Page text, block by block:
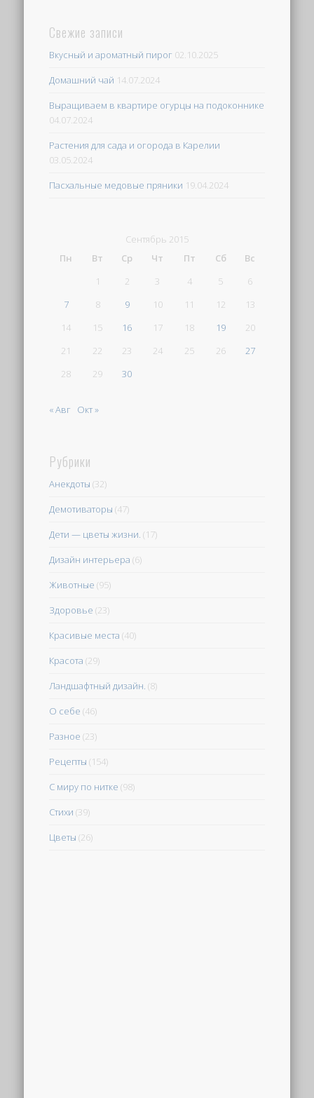
Свежие записи
Вкусный и ароматный пирог 02.10.2025
Домашний чай 14.07.2024
Выращиваем в квартире огурцы на подоконнике
04.07.2024
Растения для сада и огорода в Карелии
03.05.2024
Пасхальные медовые пряники 19.04.2024
Сентябрь 2015
Пн
Вт Ср Чт Пт Сб
Вс
1
2 3 4 5
6
7
8 9 10 11 12
13
14
15 16 17 18 19
20
21
22 23 24 25 26
27
28
29 30
« Авг Окт »
Рубрики
Анекдоты (32)
Демотиваторы (47)
Дети — цветы жизни. (17)
Дизайн интерьера (6)
Животные (95)
Здоровье (23)
Красивые места (40)
Красота (29)
Ландшафтный дизайн. (8)
О себе (46)
Разное (23)
Рецепты (154)
С миру по нитке (98)
Стихи (39)
Цветы (26)